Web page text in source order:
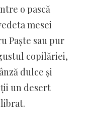
o pască
mesei
Paște sau pur
copilăriei,
dulce și
un desert